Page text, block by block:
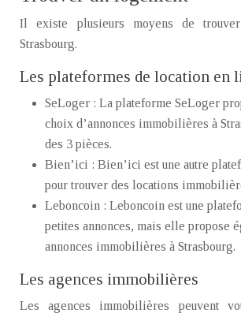
Il existe plusieurs moyens de
Strasbourg.
Les plateformes de location en
SeLoger : La plateforme SeLoger
choix d’annonces immobilières à
des 3 pièces.
Bien’ici : Bien’ici est une autre
pour trouver des locations
Leboncoin : Leboncoin est une
petites annonces, mais elle propose
annonces immobilières à Strasbourg.
Les agences immobilières
Les agences immobilières peuvent